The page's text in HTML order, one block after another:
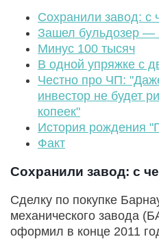
Сохранили завод: с
Зашел бульдозер —
Минус 100 тысяч
В одной упряжке с
Честно про ЧП:
инвестор не будет
копеек"
История рождения
Факт
Сохранили завод: с
Сделку по покупке
механического завода
оформил в конце 2011